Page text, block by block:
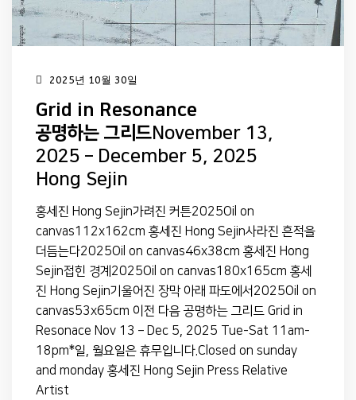
2025년 10월 30일
Grid in Resonance
공명하는 그리드November 13,
2025 – December 5, 2025
Hong Sejin
홍세진 Hong Sejin가려진 커튼2025Oil on
canvas112x162cm 홍세진 Hong Sejin사라진 흔적을
더듬는다2025Oil on canvas46x38cm 홍세진 Hong
Sejin접힌 경계2025Oil on canvas180x165cm 홍세
진 Hong Sejin기울어진 장막 아래 파도에서2025Oil on
canvas53x65cm 이전 다음 공명하는 그리드 Grid in
Resonace Nov 13 – Dec 5, 2025 Tue-Sat 11am-
18pm*일, 월요일은 휴무입니다.Closed on sunday
and monday 홍세진 Hong Sejin Press Relative
Artist